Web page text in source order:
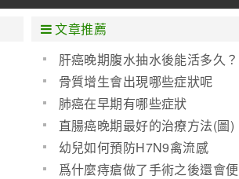
肝病
泌尿科
心血管
口腔科
文章推薦
肝癌晚期腹水抽水後能活多久？
骨質增生會出現哪些症狀呢
肺癌在早期有哪些症狀
直腸癌晚期最好的治療方法(圖)
幼兒如何預防H7N9禽流感
爲什麼痔瘡做了手術之後還會便